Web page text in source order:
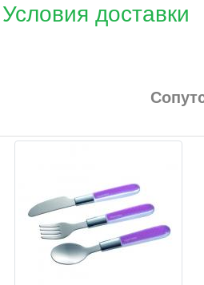
Условия доставки